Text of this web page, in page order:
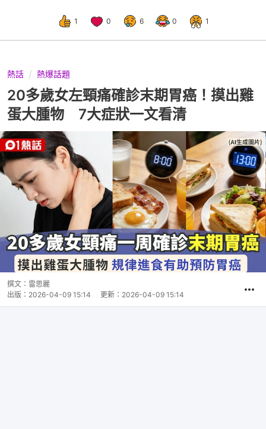
1 0 6 0 1
熱話 熱爆話題
20多歲女左頸痛確診末期胃癌！摸出雞
蛋大腫物 7大症狀一文看清
撰文： 雷思麗
出版： 2026-04-09 15:14 更新： 2026-04-09 15:14